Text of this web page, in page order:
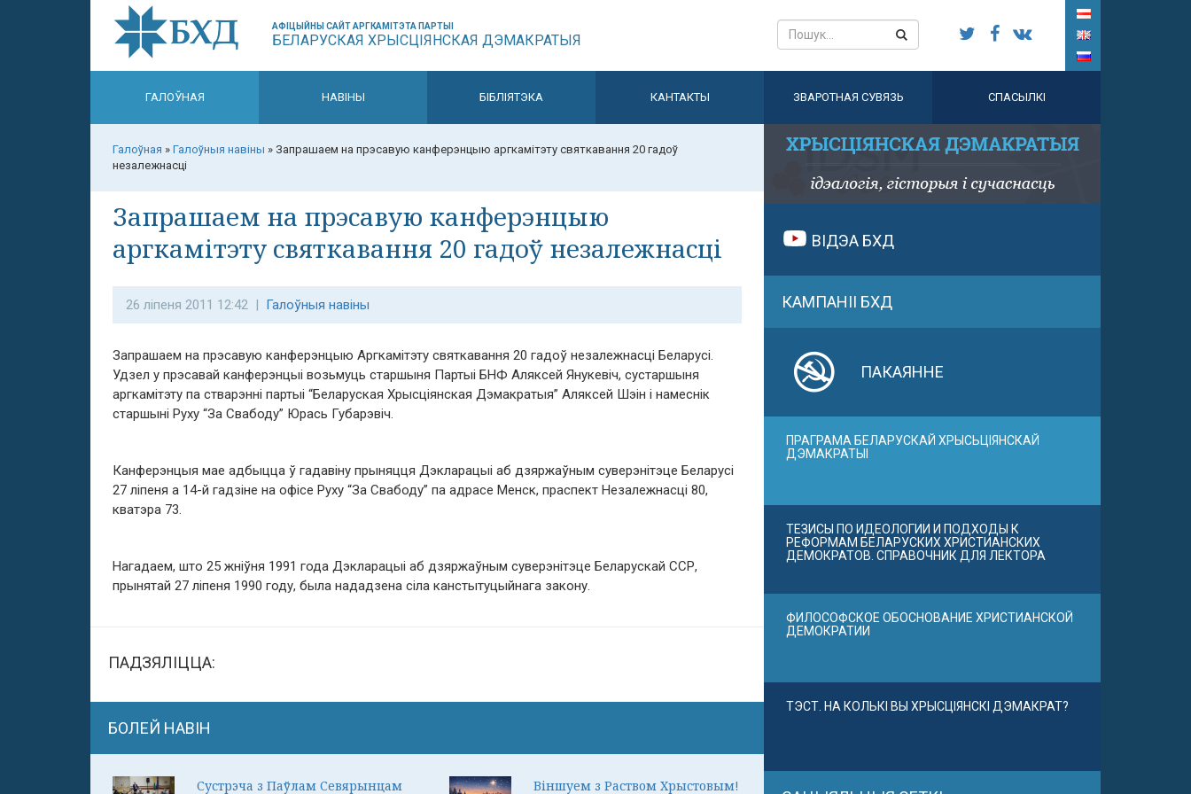
АФІЦЫЙНЫ САЙТ АРГКАМІТЭТА ПАРТЫІ
БЕЛАРУСКАЯ ХРЫСЦІЯНСКАЯ ДЭМАКРАТЫЯ
ГАЛОЎНАЯ НАВІНЫ БІБЛІЯТЭКА КАНТАКТЫ ЗВАРОТНАЯ СУВЯЗЬ СПАСЫЛКІ
Галоўная » Галоўныя навіны » Запрашаем на прэсавую канферэнцыю аргкамітэту святкавання 20 гадоў
незалежнасці
Запрашаем на прэсавую канферэнцыю
аргкамітэту святкавання 20 гадоў незалежнасці
26 ліпеня 2011 12:42 | Галоўныя навіны
Запрашаем на прэсавую канферэнцыю Аргкамітэту святкавання 20 гадоў незалежнасці Беларусі.
Удзел у прэсавай канферэнцыі возьмуць старшыня Партыі БНФ Аляксей Янукевіч, сустаршыня
аргкамітэту па стварэнні партыі “Беларуская Хрысціянская Дэмакратыя” Аляксей Шэін і намеснік
старшыні Руху “За Свабоду” Юрась Губарэвіч.
Канферэнцыя мае адбыцца ў гадавіну прыняцця Дэкларацыі аб дзяржаўным суверэнітэце Беларусі
27 ліпеня а 14-й гадзіне на офісе Руху “За Свабоду” па адрасе Менск, праспект Незалежнасці 80,
кватэра 73.
Нагадаем, што 25 жніўня 1991 года Дэкларацыі аб дзяржаўным суверэнітэце Беларускай ССР,
прынятай 27 ліпеня 1990 году, была нададзена сіла канстытуцыйнага закону.
ПАДЗЯЛІЦЦА:
БОЛЕЙ НАВІН
Сустрэча з Паўлам Севярынцам
Віншуем з Раством Хрыстовым!
ВІДЭА БХД
КАМПАНІІ БХД
ПАКАЯННЕ
ПРАГРАМА БЕЛАРУСКАЙ ХРЫСЬЦІЯНСКАЙ
ДЭМАКРАТЫІ
ТЕЗИСЫ ПО ИДЕОЛОГИИ И ПОДХОДЫ К
РЕФОРМАМ БЕЛАРУСКИХ ХРИСТИАНСКИХ
ДЕМОКРАТОВ. СПРАВОЧНИК ДЛЯ ЛЕКТОРА
ФИЛОСОФСКОЕ ОБОСНОВАНИЕ ХРИСТИАНСКОЙ
ДЕМОКРАТИИ
ТЭСТ. НА КОЛЬКІ ВЫ ХРЫСЦІЯНСКІ ДЭМАКРАТ?